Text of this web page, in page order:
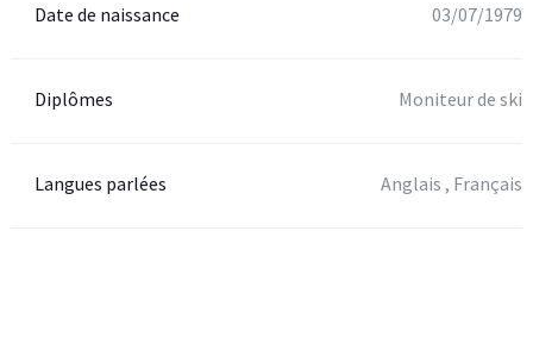
Date de naissance 03/07/1979
Diplômes Moniteur de ski
Langues parlées Anglais , Français